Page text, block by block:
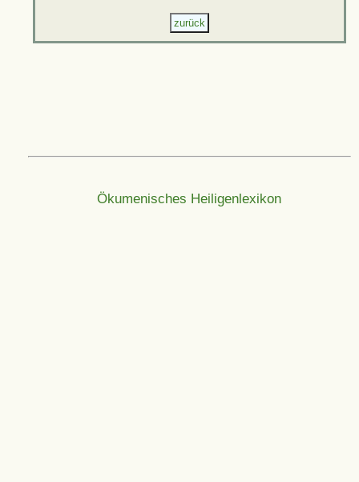
Ökumenisches Heiligenlexikon